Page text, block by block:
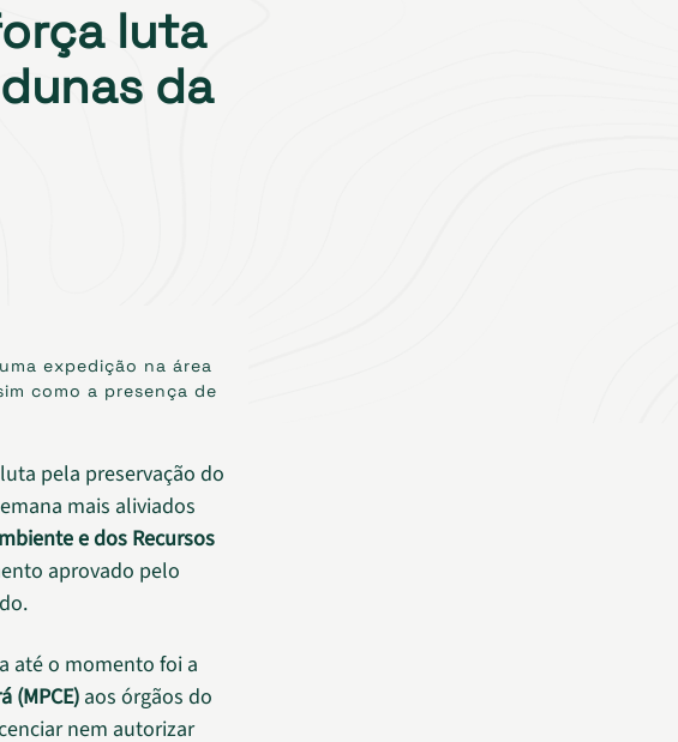
luta
da
expedição na área
como a presença de
pela preservação do
mais aliviados
e dos Recursos
aprovado pelo
até o momento foi a
(MPCE) aos órgãos do
nem autorizar